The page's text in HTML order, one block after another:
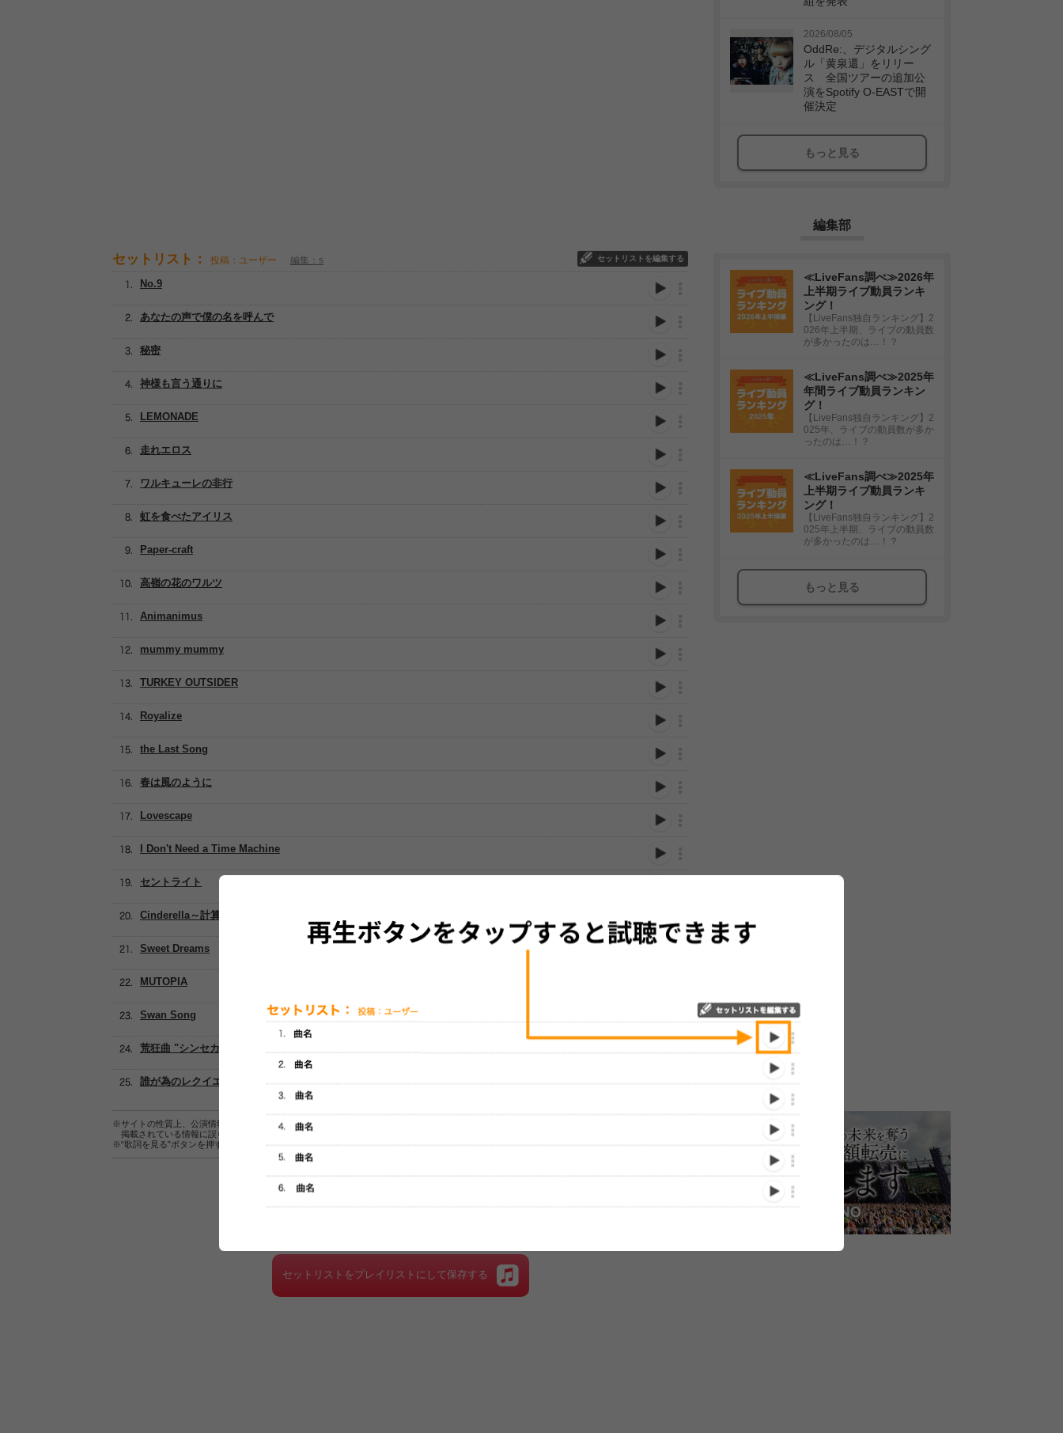
セットリスト： 投稿：ユーザー 編集：s セットリストを編集する
走れエロス
あなたの声で僕の名を呼んで
ワルキューレの非行
LEMONADE
神様も言う通りに
No.9
秘密
虹を食べたアイリス
Paper-craft
高嶺の花のワルツ
Animanimus
mummy mummy
TURKEY OUTSIDER
Royalize
the Last Song
春は風のように
Lovescape
I Don't Need a Time Machine
セントライト
Cinderella～計算高いシンデレラ～
Sweet Dreams
MUTOPIA
Swan Song
荒狂曲 "シンセカイ"
誰が為のレクイエム
※サイトの性質上、公演情報およびセットリスト情報の正確性は保証されませんので、あらかじめご了承ください。
掲載されている情報に誤りがある場合は、
こちらよりご連絡をお願い致します。
※“歌詞を見る”ボタンを押すと、株式会社ページワンが運営する歌詞サイト「
歌ネット 」へ移動します。
セットリストをプレイリストにして保存する
2026/08/05
OddRe:、デジタルシング
ル「黄泉還」をリリー
ス 全国ツアーの追加公
演をSpotify O-EASTで開
催決定
もっと見る
編集部
≪LiveFans調べ≫2026年
上半期ライブ動員ランキ
ング！
【LiveFans独自ランキング】2
026年上半期、ライブの動員数
が多かったのは…！？
≪LiveFans調べ≫2025年
年間ライブ動員ランキン
グ！
【LiveFans独自ランキング】2
025年、ライブの動員数が多か
ったのは…！？
≪LiveFans調べ≫2025年
上半期ライブ動員ランキ
ング！
【LiveFans独自ランキング】2
025年上半期、ライブの動員数
が多かったのは…！？
もっと見る